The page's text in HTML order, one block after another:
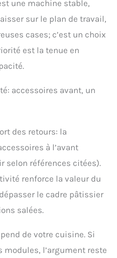
une machine stable,
sur le plan de travail,
cases; c’est un choix
est la tenue en
accessoires avant, un
des retours: la
à l’avant
selon références citées).
renforce la valeur du
le cadre pâtissier
salées.
de votre cuisine. Si
modules, l’argument reste